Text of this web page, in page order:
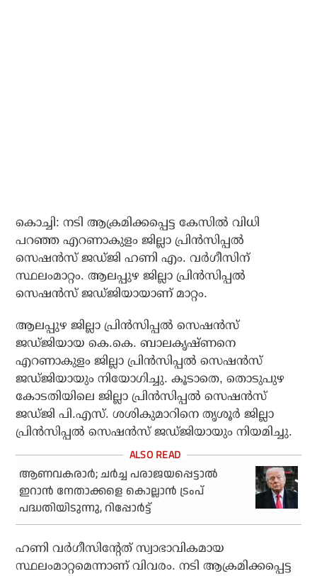
കൊച്ചി: നടി ആക്രമിക്കപ്പെട്ട കേസില്‍ വിധി
പറഞ്ഞ എറണാകുളം ജില്ലാ പ്രിന്‍സിപ്പല്‍
സെഷന്‍സ് ജഡ്ജി ഹണി എം. വര്‍ഗീസിന്
സ്ഥലംമാറ്റം. ആലപ്പുഴ ജില്ലാ പ്രിന്‍സിപ്പല്‍
സെഷന്‍സ് ജഡ്ജിയായാണ് മാറ്റം.
ആലപ്പുഴ ജില്ലാ പ്രിന്‍സിപ്പല്‍ സെഷന്‍സ്
ജഡ്ജിയായ കെ.കെ. ബാലകൃഷ്ണനെ
എറണാകുളം ജില്ലാ പ്രിന്‍സിപ്പല്‍ സെഷന്‍സ്
ജഡ്ജിയായും നിയോഗിച്ചു. കൂടാതെ, തൊടുപുഴ
കോടതിയിലെ ജില്ലാ പ്രിന്‍സിപ്പല്‍ സെഷന്‍സ്
ജഡ്ജി പി.എസ്. ശശികുമാറിനെ തൃശൂര്‍ ജില്ലാ
പ്രിന്‍സിപ്പല്‍ സെഷന്‍സ് ജഡ്ജിയായും നിയമിച്ചു.
ആണവകരാര്‍; ചര്‍ച്ച പരാജയപ്പെട്ടാല്‍
ഇറാന്‍ നേതാക്കളെ കൊല്ലാന്‍ ട്രംപ്
പദ്ധതിയിടുന്നു, റിപ്പോര്‍ട്ട്
ഹണി വര്‍ഗീസിന്റേത് സ്വാഭാവികമായ
സ്ഥലംമാറ്റമെന്നാണ് വിവരം. നടി ആക്രമിക്കപ്പെട്ട